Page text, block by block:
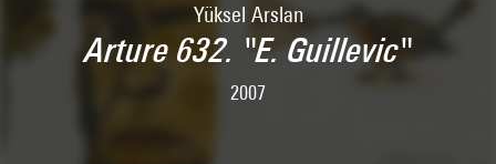
Yüksel Arslan
Arture 632. "E. Guillevic"
2007